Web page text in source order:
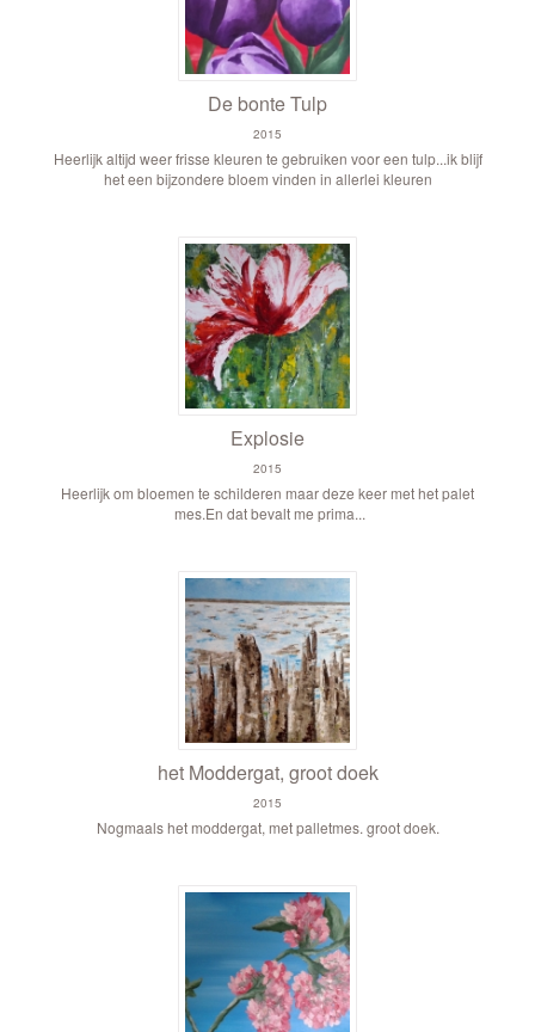
De bonte Tulp
2015
Heerlijk altijd weer frisse kleuren te gebruiken voor een tulp...ik blijf
het een bijzondere bloem vinden in allerlei kleuren
Explosie
2015
Heerlijk om bloemen te schilderen maar deze keer met het palet
mes.En dat bevalt me prima...
het Moddergat, groot doek
2015
Nogmaals het moddergat, met palletmes. groot doek.